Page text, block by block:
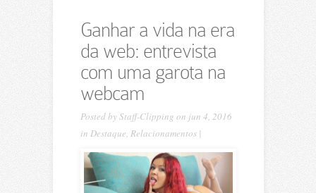
Ganhar a vida na era
da web: entrevista
com uma garota na
webcam
Posted byStaff-Clipping on jun 4, 2016
in Destaque, Relacionamentos|